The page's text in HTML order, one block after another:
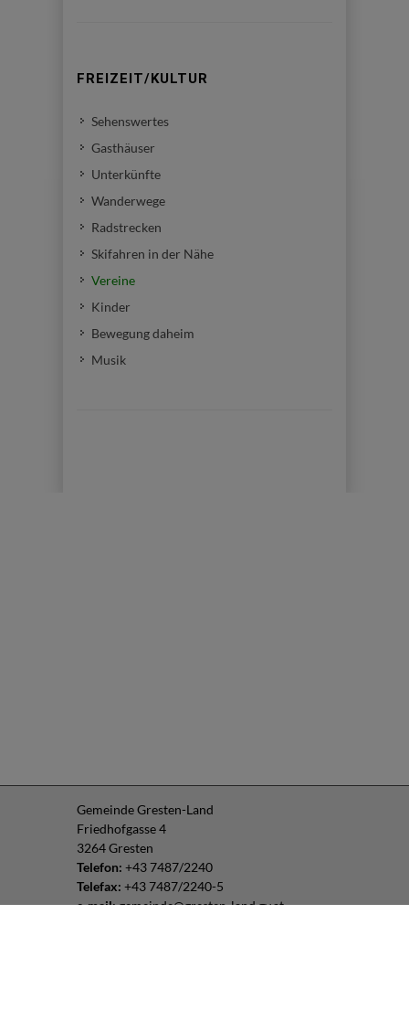
FREIZEIT/KULTUR
Sehenswertes
Gasthäuser
Unterkünfte
Wanderwege
Radstrecken
Skifahren in der Nähe
Vereine
Kinder
Bewegung daheim
Musik
Gemeinde Gresten-Land
Friedhofgasse 4
3264 Gresten
Telefon: +43 7487/2240
Telefax: +43 7487/2240-5
e-mail:gemeinde@gresten-land.gv.at